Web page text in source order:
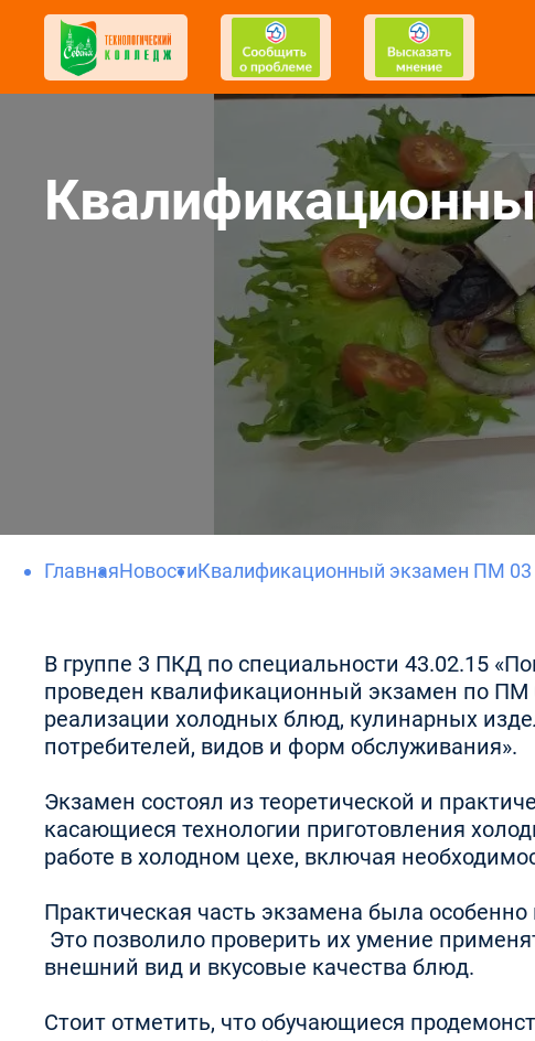
ГлавнаяНовостиКвалификационный экзамен ПМ 03
В группе 3 ПКД по специальности 43.02.15
проведен квалификационный экзамен по ПМ
реализации холодных блюд, кулинарных
потребителей, видов и форм обслуживания».
Экзамен состоял из теоретической и
касающиеся технологии приготовления
работе в холодном цехе, включая
Практическая часть экзамена была
Это позволило проверить их умение
внешний вид и вкусовые качества блюд.
Стоит отметить, что обучающиеся